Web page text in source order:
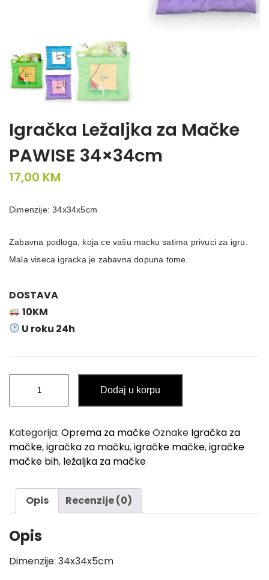
Igračka Ležaljka za Mačke
PAWISE 34×34cm
17,00 KM
Dimenzije: 34x34x5cm
Zabavna podloga, koja ce vašu macku satima privuci za igru.
Mala viseca igracka je zabavna dopuna tome.
DOSTAVA
10KM
U roku 24h
Ležaljka
za
PAWISE
34×34cm
količina
Dodaj u korpu
Kategorija: Oprema za mačkeOznake Igračka za
mačke,igračka za mačku,igračke mačke,igračke
mačke bih, ležaljka za mačke
Opis Recenzije (0)
Opis
Dimenzije: 34x34x5cm